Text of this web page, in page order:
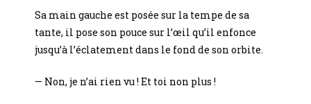
Sa main gauche est posée sur la tempe de sa
tante, il pose son pouce sur l’œil qu’il enfonce
jusqu’à l’éclatement dans le fond de son orbite.
— Non, je n’ai rien vu ! Et toi non plus !